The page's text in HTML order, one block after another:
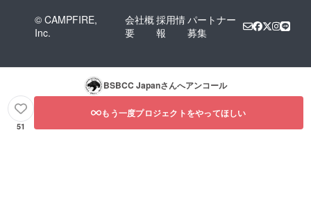
© CAMPFIRE,
Inc.
会社概
要
採用情
報
パートナー
募集
BSBCC Japanさんへアンコール
51
もう一度プロジェクトをやってほしい